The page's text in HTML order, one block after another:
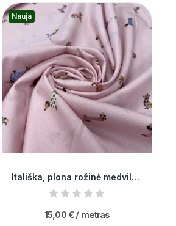
Nauja
Itališka, plona rožinė medvilnė su šuniukais...
15,00 € / metras